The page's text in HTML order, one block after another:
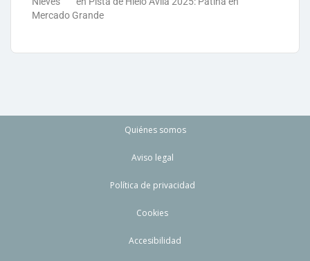
Mercado Grande
Quiénes somos
Aviso legal
Política de privacidad
Cookies
Accesibilidad